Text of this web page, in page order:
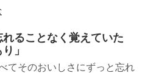
ることなく覚えていた
」
てそのおいしさにずっと忘れ